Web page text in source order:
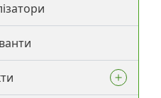
емульгатори
для ПАР